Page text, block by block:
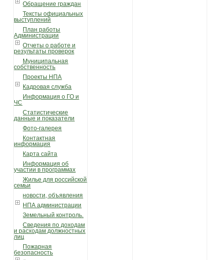
Обращение граждан
Тексты официальных
выступлений
План работы
Администрации
Отчеты о работе и
результаты проверок
Муниципальная
собственность
Проекты НПА
Кадровая служба
Информация о ГО и
ЧС
Статистические
данные и показатели
Фото-галерея
Контактная
информация
Карта сайта
Информация об
участии в программах
Жилье для российской
семьи
новости, объявления
НПА администрации
Земельный контроль.
Сведения по доходам
и расходам должностных
лиц
Пожарная
безопасность